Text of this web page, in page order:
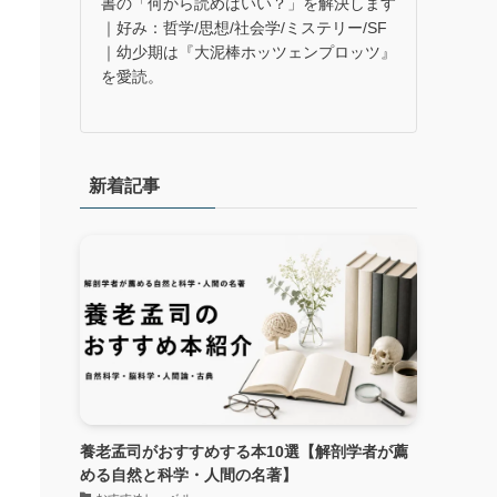
｜好み：哲学/思想/社会学/ミステリー/SF
｜幼少期は『大泥棒ホッツェンプロッツ』
を愛読。
新着記事
養老孟司がおすすめする本10選【解剖学者が薦
める自然と科学・人間の名著】